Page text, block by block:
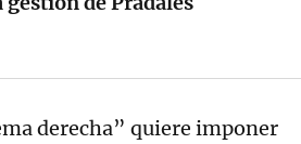
derecha” quiere imponer